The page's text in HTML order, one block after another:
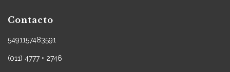
Contacto
5491157483591
(011) 4777 • 2746